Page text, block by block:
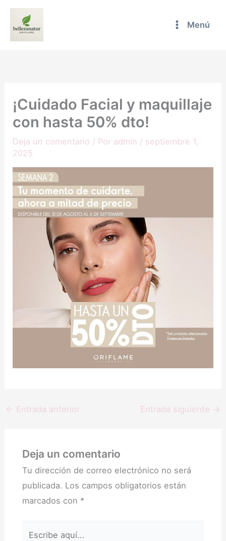
Menú
¡Cuidado Facial y maquillaje
con hasta 50% dto!
Deja un comentario / Por admin / septiembre 1,
2025
← Entrada anterior Entrada siguiente →
Deja un comentario
Tu dirección de correo electrónico no será
publicada. Los campos obligatorios están
marcados con *